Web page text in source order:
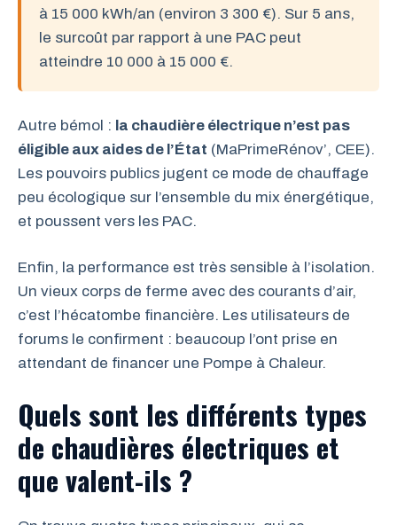
à 15 000 kWh/an (environ 3 300 €). Sur 5 ans,
le surcoût par rapport à une PAC peut
atteindre 10 000 à 15 000 €.
Autre bémol : la chaudière électrique n’est pas
éligible aux aides de l’État (MaPrimeRénov’, CEE).
Les pouvoirs publics jugent ce mode de chauffage
peu écologique sur l’ensemble du mix énergétique,
et poussent vers les PAC.
Enfin, la performance est très sensible à l’isolation.
Un vieux corps de ferme avec des courants d’air,
c’est l’hécatombe financière. Les utilisateurs de
forums le confirment : beaucoup l’ont prise en
attendant de financer une Pompe à Chaleur.
Quels sont les différents types
de chaudières électriques et
que valent-ils ?